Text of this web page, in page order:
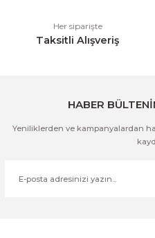
Her siparişte
Taksitli Alışveriş
HABER
Yeniliklerden ve kampanyalardan